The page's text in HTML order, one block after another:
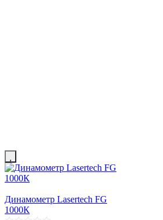
Динамометр Lasertech FG
1000К